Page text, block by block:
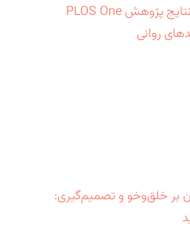
درک تجربه‌های غیرعادی: نتایج پژوهش PLOS One
روانی
بر خلق‌وخو و تصمیم‌گیری: